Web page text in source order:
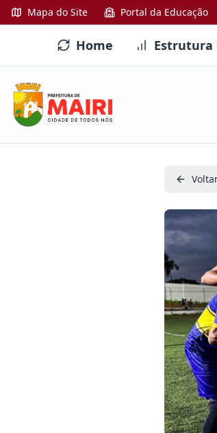
Mapa do Site Portal da Educação
Home Estrutura